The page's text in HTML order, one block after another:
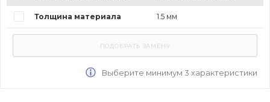
Толщина материала 1.5 мм
Выберите минимум 3 характеристики